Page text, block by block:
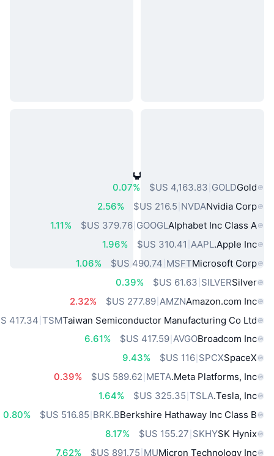
أصول العالم الحقيقي الشائعة
Gold
GOLD
0.07%
Nvidia Corp
NVDA
2.56%
Alphabet Inc Class A
GOOGL
‏379.76 US$
1.11%
Apple Inc.
AAPL
1.96%
Microsoft Corp
MSFT
1.06%
Silver
SILVER
0.39%
Amazon.com Inc
AMZN
‏277.89 US$
2.32%
Taiwan Semiconductor Manufacturing Co Ltd
TSM
Broadcom Inc
AVGO
‏417.59 US$
6.61%
SpaceX
SPCX
‏116 US$
9.43%
Meta Platforms, Inc.
META
0.39%
Tesla, Inc.
TSLA
1.64%
Berkshire Hathaway Inc Class B
BRK.B
0.80%
SK Hynix
SKHY
8.17%
Micron Technology Inc
MU
7.62%